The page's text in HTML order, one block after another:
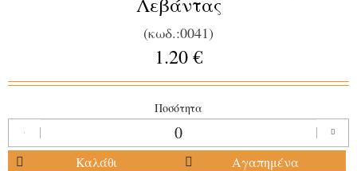
(κωδ.:0041)
1.20 €
Ποσότητα
Καλάθι Αγαπημένα